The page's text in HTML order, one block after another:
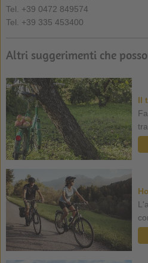
Tel. +39 0472 849574
Tel. +39 335 453400
Altri suggerimenti che
Il